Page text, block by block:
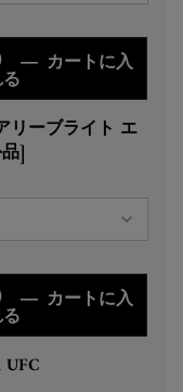
― カートに入
リーブライト エ
]
― カートに入